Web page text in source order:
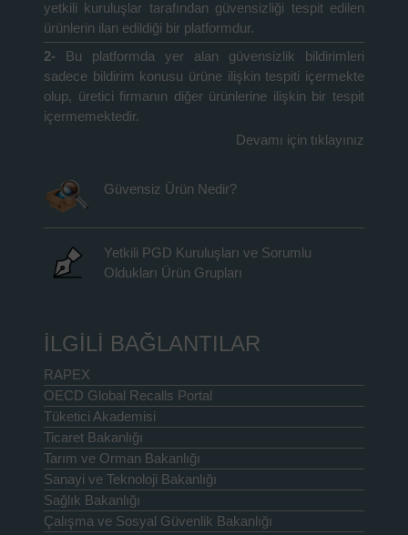
yetkili kuruluşlar tarafından güvensizliği tespit edilen
ürünlerin ilan edildiği bir platformdur.
2-
Bu platformda yer alan güvensizlik bildirimleri
sadece bildirim konusu ürüne ilişkin tespiti içermekte
olup, üretici firmanın diğer ürünlerine ilişkin bir tespit
içermemektedir.
Devamı için tıklayınız
Güvensiz Ürün Nedir?
Yetkili PGD Kuruluşları ve Sorumlu
Oldukları Ürün Grupları
İLGİLİ BAĞLANTILAR
RAPEX
OECD Global Recalls Portal
Tüketici Akademisi
Ticaret Bakanlığı
Tarım ve Orman Bakanlığı
Sanayi ve Teknoloji Bakanlığı
Sağlık Bakanlığı
Çalışma ve Sosyal Güvenlik Bakanlığı